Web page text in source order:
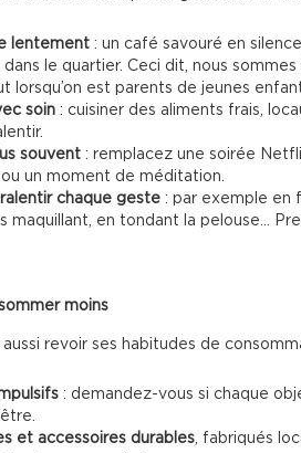
lentement : un café savouré en
le quartier. Ceci dit, nous sommes
lorsqu’on est parents de jeunes
soin : cuisiner des aliments frais,
souvent : remplacez une soirée
un moment de méditation.
chaque geste : par exemple en
maquillant, en tondant la pelouse…
moins
aussi revoir ses habitudes de
: demandez-vous si chaque
et accessoires durables, fabriqués